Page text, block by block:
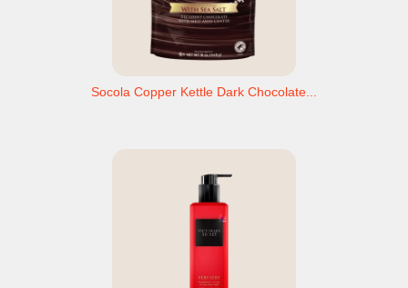
Socola Copper Kettle Dark Chocolate...